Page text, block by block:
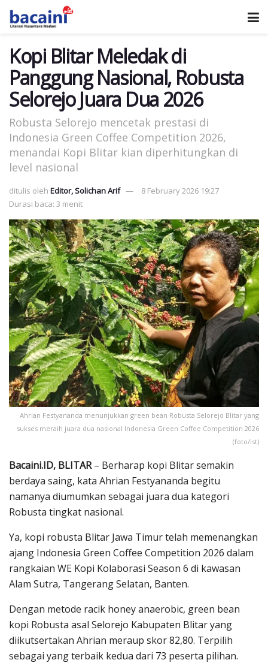
Kopi Blitar Meledak di
Panggung Nasional, Robusta
Selorejo Juara Dua 2026
Robusta Selorejo mencetak prestasi di
Indonesia Green Coffee Competition 2026,
menandai Kopi Blitar kian diperhitungkan di
level nasional
ditulis oleh Editor, Solichan Arif
8 February 2026 19:27
Durasi baca: 3 menit
Ahrian Festyananda menunjukkan green bean Robusta Selorejo Blitar yang
sukses meraih juara dua nasional Indonesia Green Coffee Competition 2026
(foto/ist)
Bacaini.ID, BLITAR– Berharap kopi Blitar semakin
berdaya saing, kata Ahrian Festyananda begitu
namanya diumumkan sebagai juara dua kategori
Robusta tingkat nasional.
Ya, kopi robusta Blitar Jawa Timur telah memenangkan
ajang Indonesia Green Coffee Competition 2026 dalam
rangkaian WE Kopi Kolaborasi Season 6 di kawasan
Alam Sutra, Tangerang Selatan, Banten.
Dengan metode racik honey anaerobic, green bean
kopi Robusta asal Selorejo Kabupaten Blitar yang
diikutsertakan Ahrian meraup skor 82,80. Terpilih
sebagai yang terbaik kedua dari 73 peserta pilihan.